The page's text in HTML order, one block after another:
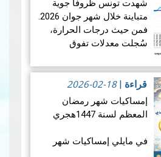
الظواهر الفلكية: كسوفا كلي
للشمس. يُعتبر هذا الكسوف
الأول من نوعه ال…
قراءة
شهدت تونس ظروفاً جوية
متباينة خلال شهر جوان 2026.
فمن حيث درجات الحرارة،
سُجلت معدلات تفوق
أنحاء البلاد، بمعدل بلغ +1.9
درجة مئوية. ويضع هذالمعدل
شهرجوان… قراءة المزيد
قراءة |
2026-02-18
إمساكيات شهر رمضان
المعظم لسنة 1447هجري
في مايلي إمساكيات شهر